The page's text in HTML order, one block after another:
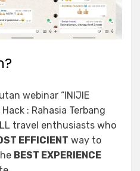
webinar “INIJIE
: Rahasia Terbang
travel enthusiasts who
EFFICIENT way to
BEST EXPERIENCE